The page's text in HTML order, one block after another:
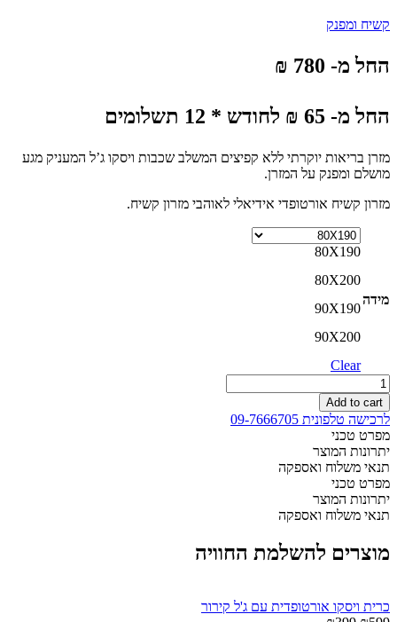
קשיח ומפנק
החל מ- 780 ₪
החל מ- 65 ₪ לחודש * 12 תשלומים
מזרן בריאות יוקרתי ללא קפיצים המשלב שכבות ויסקו ג’ל המעניק מגע
מושלם ומפנק על המזרן.
מזרון קשיח אורטופדי אידיאלי לאוהבי מזרון קשיח.
מידה
80X190
80X200
90X190
90X200
Clear
מזרון
מיאמי
ויסקו
ללא
קפיצים
מזרון
יחיד
quantity
Add to cart
לרכישה טלפונית 09-7666705
מפרט טכני
יתרונות המוצר
תנאי משלוח ואספקה
מפרט טכני
יתרונות המוצר
תנאי משלוח ואספקה
מוצרים להשלמת החוויה
כרית ויסקו אורטופדית עם ג'ל קירור